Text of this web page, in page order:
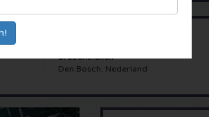
Brabanthallen
Den Bosch, Nederland